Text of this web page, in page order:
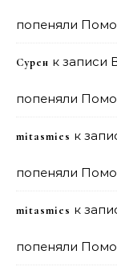
попеняли
Сурен к записи
попеняли
mitasmies к
попеняли
mitasmies к
попеняли